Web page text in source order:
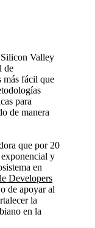
Valley
de
más fácil que
para
de manera
que por 20
y
en
Developers
de apoyar al
la
en la